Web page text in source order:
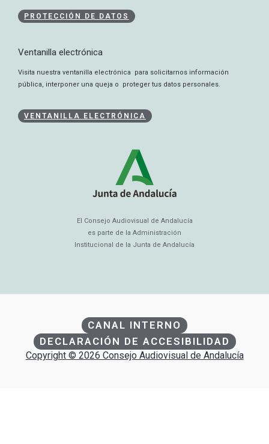
PROTECCIÓN DE DATOS
Ventanilla electrónica
Visita nuestra ventanilla electrónica para solicitarnos información
pública, interponer una queja o proteger tus datos personales.
VENTANILLA ELECTRÓNICA
El Consejo Audiovisual de Andalucía
es parte de la Administración
Institucional de la Junta de Andalucía
CANAL INTERNO
DECLARACIÓN DE ACCESIBILIDAD
Copyright © 2026 Consejo Audiovisual de Andalucía